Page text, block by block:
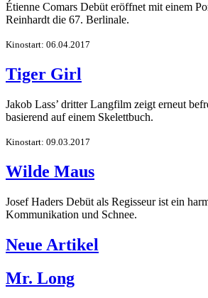
Étienne Comars Debüt eröffnet mit einem
Reinhardt die 67. Berlinale.
Kinostart: 06.04.2017
Tiger Girl
Jakob Lass’ dritter Langfilm zeigt erneut
basierend auf einem Skelettbuch.
Kinostart: 09.03.2017
Wilde Maus
Josef Haders Debüt als Regisseur ist ein
Kommunikation und Schnee.
Neue Artikel
Mr. Long